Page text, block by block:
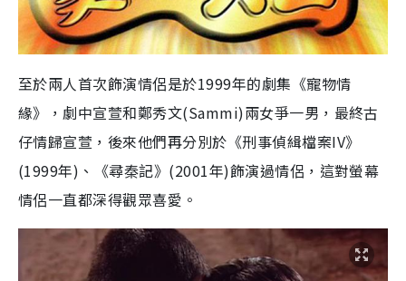
至於兩人首次飾演情侶是於1999年的劇集《寵物情
緣》，劇中宣萱和鄭秀文(Sammi)兩女爭一男，最終古
仔情歸宣萱 ， 後來他們再分別於《刑事偵緝檔案IV》
(1999年) 、 《尋秦記》 (2001年)飾演過情侶，這對螢幕
情侶一直都深得觀眾喜愛。